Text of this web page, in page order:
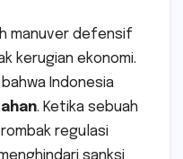
manuver defensif
kerugian ekonomi.
Indonesia
. Ketika sebuah
regulasi
sanksi